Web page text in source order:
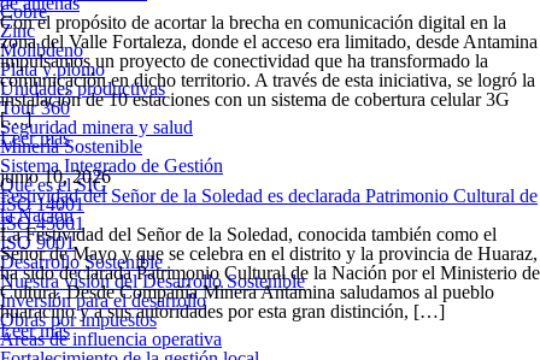
Cobre
Zinc
Molibdeno
Plata y plomo
Unidades productivas
Tour 360
Seguridad minera y salud
Minería Sostenible
Sistema Integrado de Gestión
Qué es el SIG
ISO 14001
ISO 45001
ISO 9001
Desarrollo Sostenible
Nuestra visión del Desarrollo Sostenible
Inversión para el desarrollo
Obras por impuestos
Áreas de influencia operativa
Con el propósito de acortar la brecha en comunicación digital en la
zona del Valle Fortaleza, donde el acceso era limitado, desde Antamina
impulsamos un proyecto de conectividad que ha transformado la
comunicación en dicho territorio. A través de esta iniciativa, se logró la
instalación de 10 estaciones con un sistema de cobertura celular 3G
[…]
Leer más
junio 10, 2026
Festividad del Señor de la Soledad es declarada Patrimonio Cultural de
la Nación
La Festividad del Señor de la Soledad, conocida también como el
Señor de Mayo y que se celebra en el distrito y la provincia de Huaraz,
ha sido declarada Patrimonio Cultural de la Nación por el Ministerio de
Cultura. Desde Compañía Minera Antamina saludamos al pueblo
huaracino y a sus autoridades por esta gran distinción, […]
Leer más